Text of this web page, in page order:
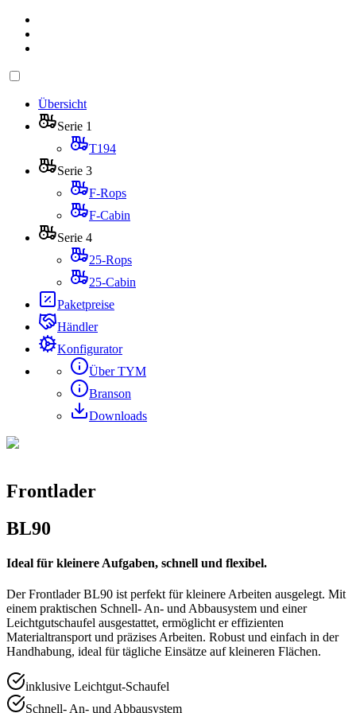
Übersicht
Serie 1
T194
Serie 3
F-Rops
F-Cabin
Serie 4
25-Rops
25-Cabin
Paketpreise
Händler
Konfigurator
Über TYM
Branson
Downloads
Frontlader
BL90
Ideal für kleinere Aufgaben, schnell und flexibel.
Der Frontlader BL90 ist perfekt für kleinere Arbeiten ausgelegt. Mit
einem praktischen Schnell- An- und Abbausystem und einer
Leichtgutschaufel ausgestattet, ermöglicht er effizienten
Materialtransport und präzises Arbeiten. Robust und einfach in der
Handhabung, ideal für tägliche Einsätze auf kleineren Flächen.
inklusive Leichtgut-Schaufel
Schnell- An- und Abbausystem